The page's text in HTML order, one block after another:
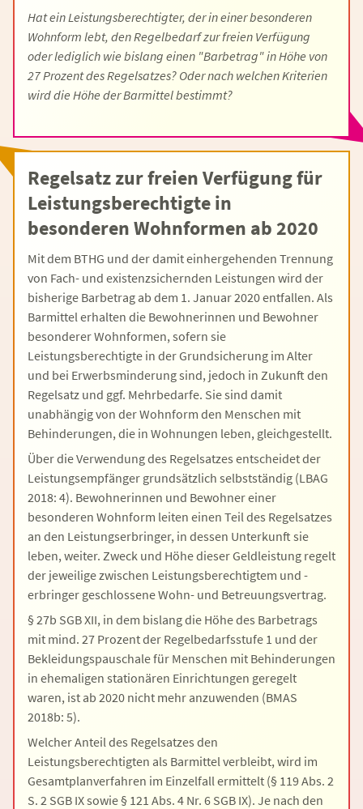
Hat ein Leistungsberechtigter, der in einer besonderen
Wohnform lebt, den Regelbedarf zur freien Verfügung
oder lediglich wie bislang einen "Barbetrag" in Höhe von
27 Prozent des Regelsatzes? Oder nach welchen Kriterien
wird die Höhe der Barmittel bestimmt?
Regelsatz zur freien Verfügung für
Leistungsberechtigte in
besonderen Wohnformen ab 2020
Mit dem BTHG und der damit einhergehenden Trennung
von Fach- und existenzsichernden Leistungen wird der
bisherige Barbetrag ab dem 1. Januar 2020 entfallen. Als
Barmittel erhalten die Bewohnerinnen und Bewohner
besonderer Wohnformen, sofern sie
Leistungsberechtigte in der Grundsicherung im Alter
und bei Erwerbsminderung sind, jedoch in Zukunft den
Regelsatz und ggf. Mehrbedarfe. Sie sind damit
unabhängig von der Wohnform den Menschen mit
Behinderungen, die in Wohnungen leben, gleichgestellt.
Über die Verwendung des Regelsatzes entscheidet der
Leistungsempfänger grundsätzlich selbstständig (LBAG
2018: 4). Bewohnerinnen und Bewohner einer
besonderen Wohnform leiten einen Teil des Regelsatzes
an den Leistungserbringer, in dessen Unterkunft sie
leben, weiter. Zweck und Höhe dieser Geldleistung regelt
der jeweilige zwischen Leistungsberechtigtem und -
erbringer geschlossene Wohn- und Betreuungsvertrag.
§ 27b SGB XII, in dem bislang die Höhe des Barbetrags
mit mind. 27 Prozent der Regelbedarfsstufe 1 und der
Bekleidungspauschale für Menschen mit Behinderungen
in ehemaligen stationären Einrichtungen geregelt
waren, ist ab 2020 nicht mehr anzuwenden (BMAS
2018b: 5).
Welcher Anteil des Regelsatzes den
Leistungsberechtigten als Barmittel verbleibt, wird im
Gesamtplanverfahren im Einzelfall ermittelt (§ 119 Abs. 2
S. 2 SGB IX sowie § 121 Abs. 4 Nr. 6 SGB IX). Je nach den